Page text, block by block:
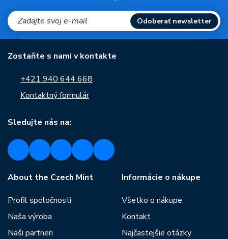
Odoberať newsletter
Zostaňte s nami v kontakte
+421 940 644 668
Kontaktný formulár
Sledujte nás na:
About the Czech Mint
Profil spoločnosti
Naša výroba
Naši partneri
Informácie o nákupe
Všetko o nákupe
Kontakt
Najčastejšie otázky